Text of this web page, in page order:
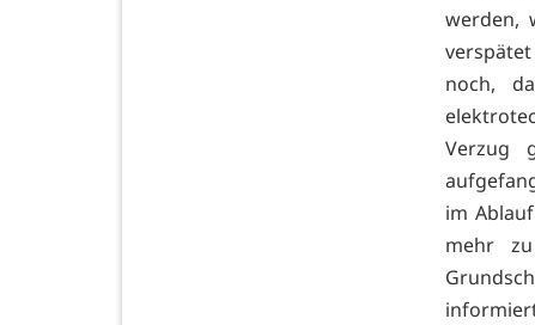
werden,
noch,
Verzug
im
mehr